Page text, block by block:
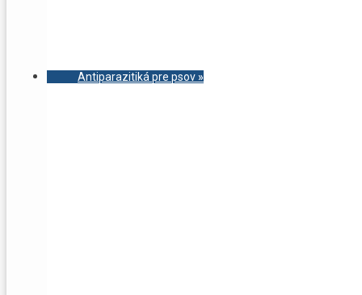
Antiparazitiká pre psov»